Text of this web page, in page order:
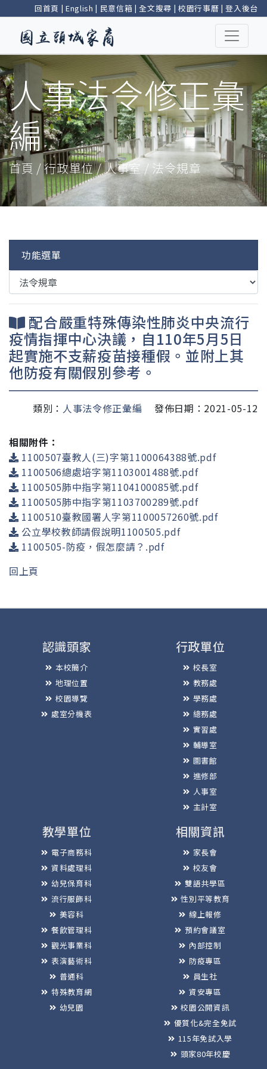
回首頁 | English | 民意信箱 |全文搜尋 | 校園行事曆 |登入後台
人事法令修正彙
編
首頁 / 行政單位 / 人事室 / 法令規章
功能選單
配合嚴重特殊傳染性肺炎中央流行
疫情指揮中心決議，自110年5月5日
起實施不支薪疫苗接種假。並附上其
他防疫有關假別參考。
類別： 人事法令修正彙編 發佈日期：2021-05-12
相關附件：
1100507臺教人(三)字第1100064388號.pdf
1100506總處培字第1103001488號.pdf
1100505肺中指字第1104100085號.pdf
1100505肺中指字第1103700289號.pdf
1100510臺教國署人字第1100057260號.pdf
公立學校教師請假說明1100505.pdf
1100505-防疫，假怎麼請？.pdf
回上頁
認識頭家
本校簡介
地理位置
校園導覽
處室分機表
行政單位
校長室
教務處
學務處
總務處
實習處
輔導室
圖書館
進修部
人事室
主計室
教學單位
電子商務科
資料處理科
幼兒保育科
流行服飾科
美容科
餐飲管理科
觀光事業科
表演藝術科
普通科
特殊教育網
幼兒園
相關資訊
家長會
校友會
雙語共學區
性別平等教育
線上報修
預約會議室
內部控制
防疫專區
員生社
資安專區
校園公開資訊
優質化&完全免試
115年免試入學
頭家80年校慶